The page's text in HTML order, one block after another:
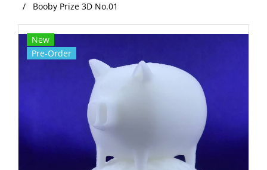
Booby Prize 3D No.01
New
Pre-Order